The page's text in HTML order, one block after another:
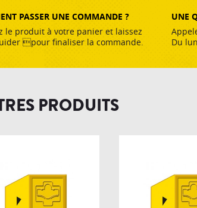
PASSER UNE COMMANDE ?
le produit à votre panier et laissez
pour finaliser la commande.
UNE
Du
PRODUITS